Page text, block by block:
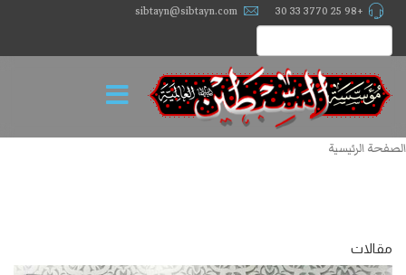
+98 25 3770 33 30
sibtayn@sibtayn.com
الصفحة الرئيسية
مقالات